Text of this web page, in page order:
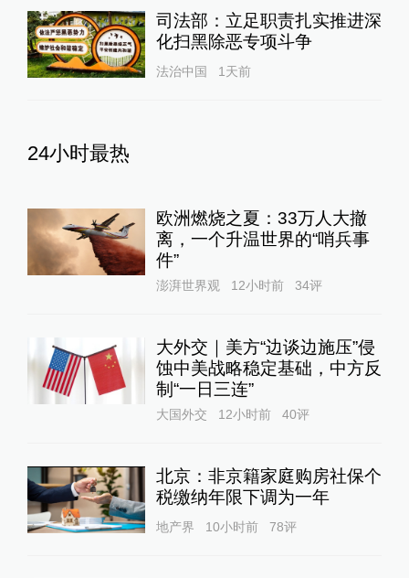
司法部：立足职责扎实推进深
化扫黑除恶专项斗争
法治中国 1天前
24小时最热
欧洲燃烧之夏：33万人大撤
离，一个升温世界的“哨兵事
件”
澎湃世界观 12小时前 34评
大外交｜美方“边谈边施压”侵
蚀中美战略稳定基础，中方反
制“一日三连”
大国外交 12小时前 40评
北京：非京籍家庭购房社保个
税缴纳年限下调为一年
地产界 10小时前 78评